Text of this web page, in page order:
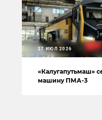
«Калугапутьмаш»
машину ПМА-3
27 ИЮЛ 2026